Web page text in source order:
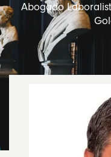
Abogado